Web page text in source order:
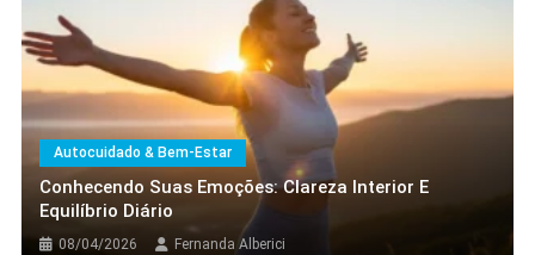
O Que É Autoconhecimento? Encontre
Clareza, Essência E Propósito
15/04/2026 Fernanda Alberici
Autocuidado & Bem-Estar
Conhecendo Suas Emoções: Clareza Interior E
Equilíbrio Diário
08/04/2026 Fernanda Alberici